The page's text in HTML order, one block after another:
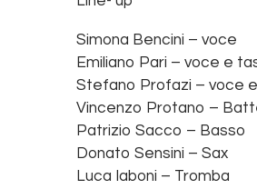
Simona Bencini – voce
Emiliano Pari – voce e
Stefano Profazi – voce
Vincenzo Protano –
Patrizio Sacco – Basso
Donato Sensini – Sax
Luca Iaboni – Tromba